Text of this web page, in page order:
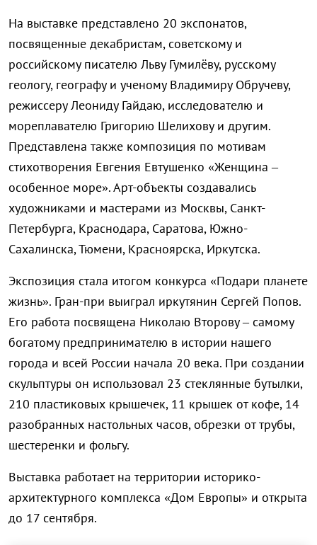
На выставке представлено 20 экспонатов,
посвященные декабристам, советскому и
российскому писателю Льву Гумилёву, русскому
геологу, географу и ученому Владимиру Обручеву,
режиссеру Леониду Гайдаю, исследователю и
мореплавателю Григорию Шелихову и другим.
Представлена также композиция по мотивам
стихотворения Евгения Евтушенко «Женщина –
особенное море». Арт-объекты создавались
художниками и мастерами из Москвы, Санкт-
Петербурга, Краснодара, Саратова, Южно-
Сахалинска, Тюмени, Красноярска, Иркутска.
Экспозиция стала итогом конкурса «Подари планете
жизнь». Гран-при выиграл иркутянин Сергей Попов.
Его работа посвящена Николаю Второву – самому
богатому предпринимателю в истории нашего
города и всей России начала 20 века. При создании
скульптуры он использовал 23 стеклянные бутылки,
210 пластиковых крышечек, 11 крышек от кофе, 14
разобранных настольных часов, обрезки от трубы,
шестеренки и фольгу.
Выставка работает на территории историко-
архитектурного комплекса «Дом Европы» и открыта
до 17 сентября.